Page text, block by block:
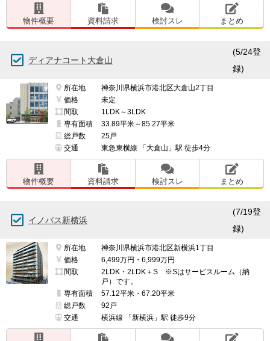
物件概要 資料請求 検討スレ まとめ
ディアナコート大倉山
(5/24登
録)
所在地
神奈川県横浜市港北区大倉山2丁目
価格
未定
間取
1LDK～3LDK
専有面積
33.89平米～85.27平米
総戸数
25戸
交通
東急東横線 「大倉山」駅 徒歩4分
物件概要 資料請求 検討スレ まとめ
イノバス新横浜
(7/19登
録)
所在地
神奈川県横浜市港北区新横浜1丁目
価格
6,499万円・6,999万円
間取
2LDK・2LDK＋S ※Sはサービスルーム（納
戸）です。
専有面積
57.12平米・67.20平米
総戸数
92戸
交通
横浜線 「新横浜」駅 徒歩9分